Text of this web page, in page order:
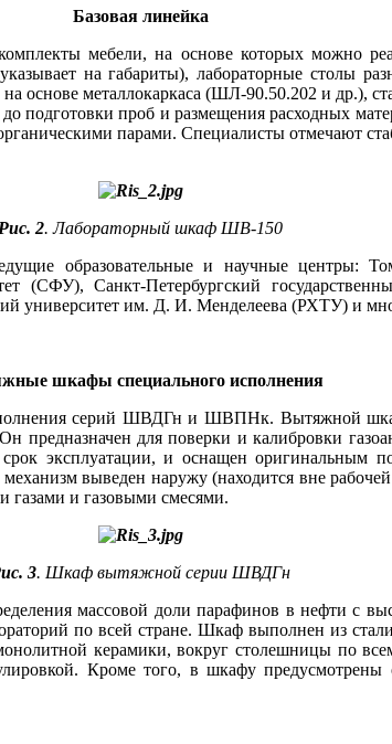
Базовая линейка
мебели, на основе которых можно
на габариты), лабораторные столы
основе металлокаркаса (ШЛ-90.50.202 и др.),
подготовки проб и размещения расходных
парами. Специалисты отмечают
Рис. 2. Лабораторный шкаф ШВ-150
образовательные и научные центры:
(СФУ), Санкт-Петербургский
университет им. Д. И. Менделеева (РХТУ) и
шкафы специального исполнения
серий ­ШВДГн и ШВПНк. Вытяжной
предназначен для поверки и калибровки
эксплуатации, и оснащен оригинальным
выведен наружу (находится вне
газами и газовыми смесями.
3. Шкаф вытяжной серии ШВДГн
массовой до­ли парафинов в нефти с
по всей стране. Шкаф выполнен из
керамики, вокруг столешницы по
Кроме то­го, в шкафу предусмотрены